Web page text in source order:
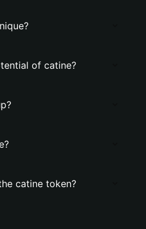
of catine?
catine token?